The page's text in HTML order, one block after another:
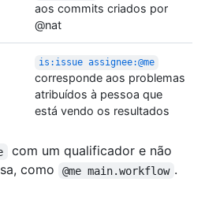
aos commits criados por
@nat
is:issue assignee:@me
corresponde aos problemas
atribuídos à pessoa que
está vendo os resultados
com um qualificador e não
como
@me main.workflow .